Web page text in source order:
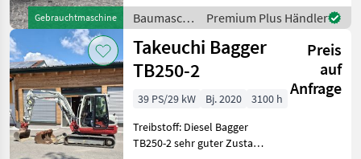
Gebrauchtmaschine
Baumaschinen
/ Takeuchi
Premium Plus Händler
Takeuchi Bagger
TB250-2
Preis
auf
Anfrage
39 PS/29 kW Bj. 2020
3100 h
Treibstoff: Diesel Bagger
TB250-2 sehr guter Zustand